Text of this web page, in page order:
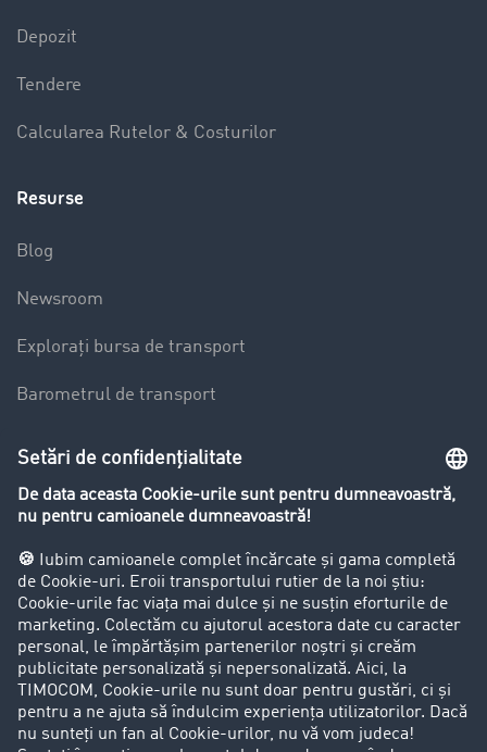
Depozit
Tendere
Calcularea Rutelor & Costurilor
Resurse
Blog
Newsroom
Explorați bursa de transport
Barometrul de transport
Restricții de circulație pentru autocamioane
Firma
Success Stories
Clienții aduc clienți
Aspecte legale